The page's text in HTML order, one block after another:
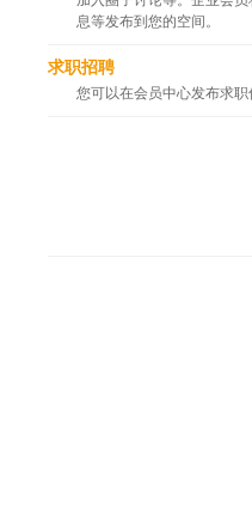
息等发布到您的空间。
求职招聘
您可以在会员中心发布求职